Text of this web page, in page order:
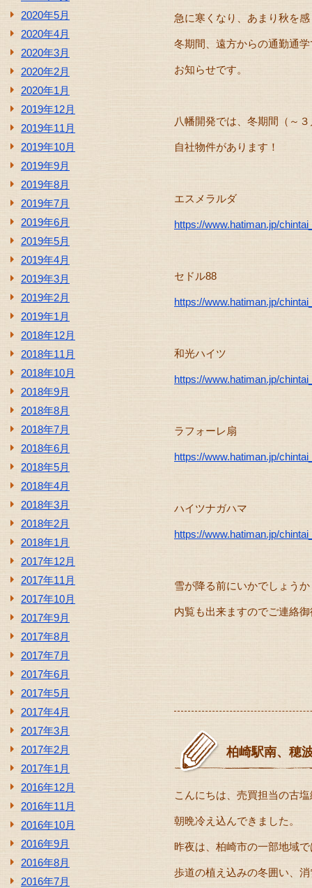
2020年5月
2020年4月
2020年3月
2020年2月
2020年1月
2019年12月
2019年11月
2019年10月
2019年9月
2019年8月
2019年7月
2019年6月
2019年5月
2019年4月
2019年3月
2019年2月
2019年1月
2018年12月
2018年11月
2018年10月
2018年9月
2018年8月
2018年7月
2018年6月
2018年5月
2018年4月
2018年3月
2018年2月
2018年1月
2017年12月
2017年11月
2017年10月
2017年9月
2017年8月
2017年7月
2017年6月
2017年5月
2017年4月
2017年3月
2017年2月
2017年1月
2016年12月
2016年11月
2016年10月
2016年9月
2016年8月
2016年7月
急に寒くなり、あまり秋を
冬期間、遠方からの通勤通
お知らせです。
八幡開発では、冬期間（～
自社物件があります！
エスメラルダ
https://www.hatiman.jp/
セドル88
https://www.hatiman.jp/
和光ハイツ
https://www.hatiman.jp/
ラフォーレ扇
https://www.hatiman.jp/
ハイツナガハマ
https://www.hatiman.jp/
雪が降る前にいかでしょうか
内覧も出来ますのでご連絡
柏崎駅南、穂
こんにちは、売買担当の古
朝晩冷え込んできました。
昨夜は、柏崎市の一部地域
歩道の植え込みの冬囲い、